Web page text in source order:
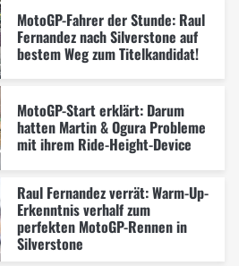
MotoGP-Fahrer der Stunde: Raul
Fernandez nach Silverstone auf
bestem Weg zum Titelkandidat!
MotoGP-Start erklärt: Darum
hatten Martin & Ogura Probleme
mit ihrem Ride-Height-Device
Raul Fernandez verrät: Warm-Up-
Erkenntnis verhalf zum
perfekten MotoGP-Rennen in
Silverstone